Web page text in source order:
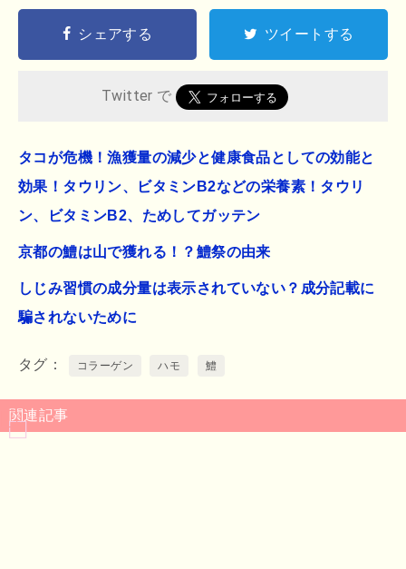
シェアする ツイートする
Twitter で
タコが危機！漁獲量の減少と健康食品としての効能と
効果！タウリン、ビタミンB2などの栄養素！タウリ
ン、ビタミンB2、ためしてガッテン
京都の鱧は山で獲れる！？鱧祭の由来
しじみ習慣の成分量は表示されていない？成分記載に
騙されないために
タグ コラーゲン ハモ 鱧
関連記事